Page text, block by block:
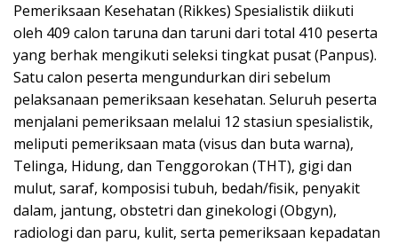
Pemeriksaan Kesehatan (Rikkes) Spesialistik diikuti
oleh 409 calon taruna dan taruni dari total 410 peserta
yang berhak mengikuti seleksi tingkat pusat (Panpus).
Satu calon peserta mengundurkan diri sebelum
pelaksanaan pemeriksaan kesehatan. Seluruh peserta
menjalani pemeriksaan melalui 12 stasiun spesialistik,
meliputi pemeriksaan mata (visus dan buta warna),
Telinga, Hidung, dan Tenggorokan (THT), gigi dan
mulut, saraf, komposisi tubuh, bedah/fisik, penyakit
dalam, jantung, obstetri dan ginekologi (Obgyn),
radiologi dan paru, kulit, serta pemeriksaan kepadatan